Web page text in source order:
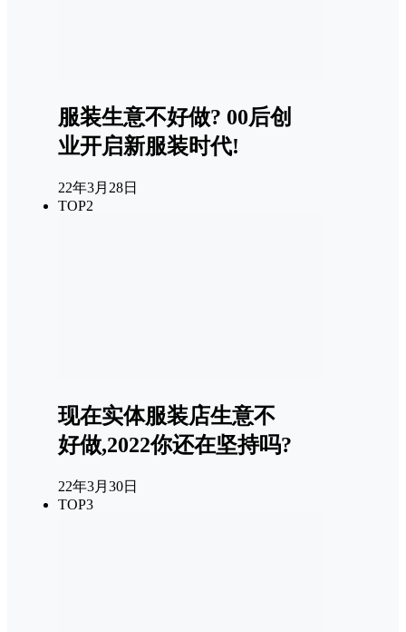
服装生意不好做? 00后创
业开启新服装时代!
22年3月28日
TOP2
现在实体服装店生意不
好做,2022你还在坚持吗?
22年3月30日
TOP3